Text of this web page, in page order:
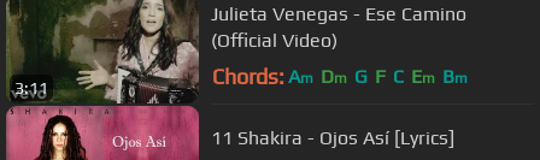
3:11
Julieta Venegas - Ese Camino
(Official Video)
Chords: Am Dm G F C Em Bm
11 Shakira - Ojos Así [Lyrics]